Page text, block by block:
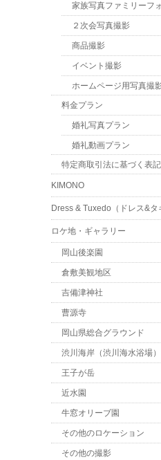
家族写真ファミリーフ
２次会写真撮影
商品撮影
イベント撮影
ホームページ用写真撮
料金プラン
婚礼写真プラン
婚礼動画プラン
特定商取引法に基づく表
KIMONO
Dress & Tuxedo（ドレス&タ
ロケ地・ギャラリー
岡山後楽園
倉敷美観地区
吉備津神社
曹源寺
岡山県総合グラウンド
渋川海岸（渋川海水浴場）
王子が岳
近水園
牛窓オリーブ園
その他のロケーション
その他の撮影